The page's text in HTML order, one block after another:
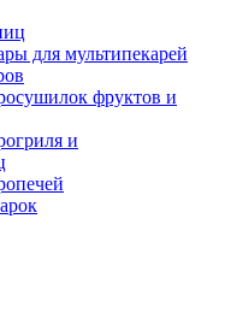
для мультипекарей
фруктов и
и